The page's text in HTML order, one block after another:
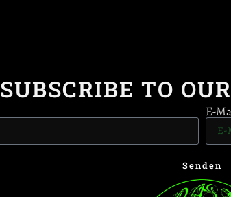
SUBSCRIBE TO
E-
Senden